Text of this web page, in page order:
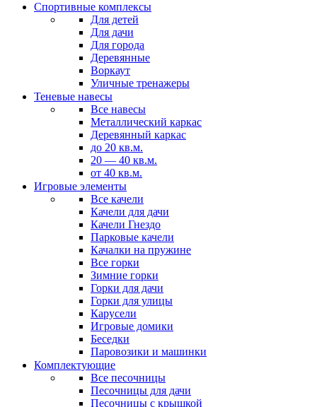
Спортивные комплексы
Для детей
Для дачи
Для города
Деревянные
Воркаут
Уличные тренажеры
Теневые навесы
Все навесы
Металлический каркас
Деревянный каркас
до 20 кв.м.
20 — 40 кв.м.
от 40 кв.м.
Игровые элементы
Все качели
Качели для дачи
Качели Гнездо
Парковые качели
Качалки на пружине
Все горки
Зимние горки
Горки для дачи
Горки для улицы
Карусели
Игровые домики
Беседки
Паровозики и машинки
Комплектующие
Все песочницы
Песочницы для дачи
Песочницы с крышкой